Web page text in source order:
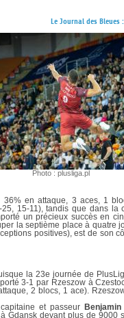
Le Journal des Bleues
Photo : plusliga.pl
en attaque, 3 aces, 1
15-11), tandis que dans la
un précieux succès en
la septième place à quatre
positives), est de son
la 23e journée de
3-1 par Rzeszow à
2 blocs, 1 ace).
et passeur Benjamin
Gdansk devant plus de 9000